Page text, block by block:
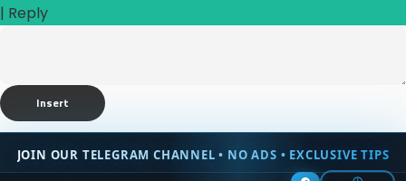
JOIN OUR TELEGRAM CHANNEL • NO ADS • EXCLUSIVE TIPS
| Reply
Insert